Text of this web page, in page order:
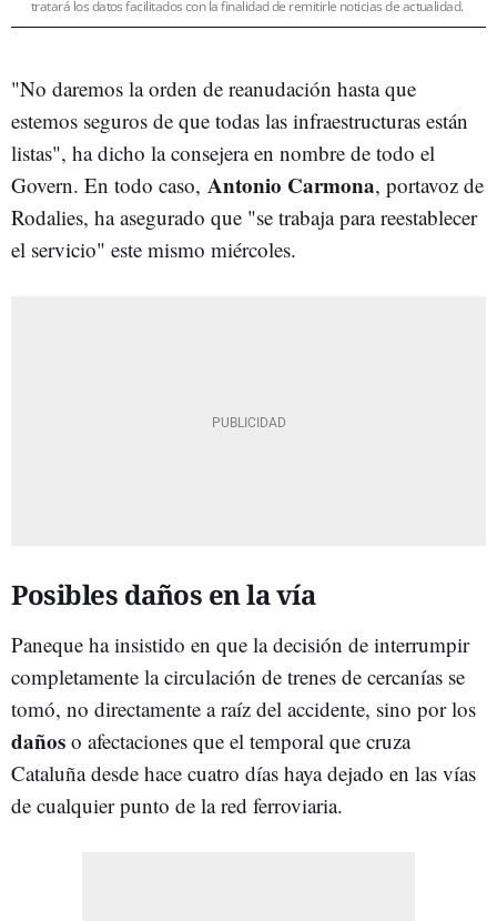
tratará los datos facilitados con la finalidad de remitirle noticias de actualidad.
"No daremos la orden de reanudación hasta que
estemos seguros de que todas las infraestructuras están
listas", ha dicho la consejera en nombre de todo el
Govern. En todo caso, Antonio Carmona, portavoz de
Rodalies, ha asegurado que "se trabaja para reestablecer
el servicio" este mismo miércoles.
Posibles daños en la vía
Paneque ha insistido en que la decisión de interrumpir
completamente la circulación de trenes de cercanías se
tomó, no directamente a raíz del accidente, sino por los
daños o afectaciones que el temporal que cruza
Cataluña desde hace cuatro días haya dejado en las vías
de cualquier punto de la red ferroviaria.